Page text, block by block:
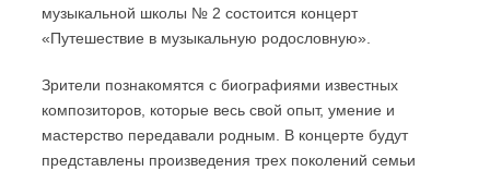
музыкальной школы № 2 состоится концерт
«Путешествие в музыкальную родословную».
Зрители познакомятся с биографиями известных
композиторов, которые весь свой опыт, умение и
мастерство передавали родным. В концерте будут
представлены произведения трех поколений семьи